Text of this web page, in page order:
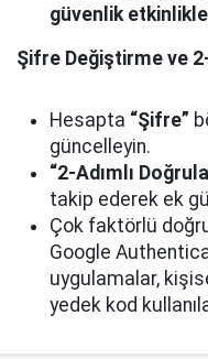
güvenlik
Şifre Değiştirme ve
Hesapta “Şifre”
güncelleyin.
“2-Adımlı
takip ederek ek
Çok faktörlü
Google
uygulamalar,
yedek kod